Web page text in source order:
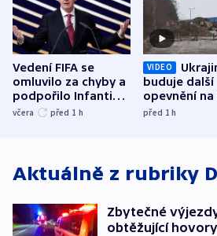
Vedení FIFA se
omluvilo za chyby a
podpořilo Infantina.
UEFA trvá na
včera před 1 h
VIDEO
buduje další
opevnění na
s Běloruskem
před 1h
Aktuálně z rubriky
Zbytečné
obtěžující